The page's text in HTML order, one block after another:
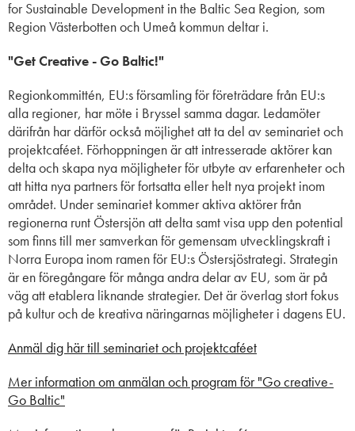
for Sustainable Development in the Baltic Sea Region, som
Region Västerbotten och Umeå kommun deltar i.
"Get Creative - Go Baltic!"
Regionkommittén, EU:s församling för företrädare från EU:s
alla regioner, har möte i Bryssel samma dagar. Ledamöter
därifrån har därför också möjlighet att ta del av seminariet och
projektcaféet. Förhoppningen är att intresserade aktörer kan
delta och skapa nya möjligheter för utbyte av erfarenheter och
att hitta nya partners för fortsatta eller helt nya projekt inom
området. Under seminariet kommer aktiva aktörer från
regionerna runt Östersjön att delta samt visa upp den potential
som finns till mer samverkan för gemensam utvecklingskraft i
Norra Europa inom ramen för EU:s Östersjöstrategi. Strategin
är en föregångare för många andra delar av EU, som är på
väg att etablera liknande strategier. Det är överlag stort fokus
på kultur och de kreativa näringarnas möjligheter i dagens EU.
Anmäl dig här till seminariet och projektcaféet
Mer information om anmälan och program för "Go creative-
Go Baltic"